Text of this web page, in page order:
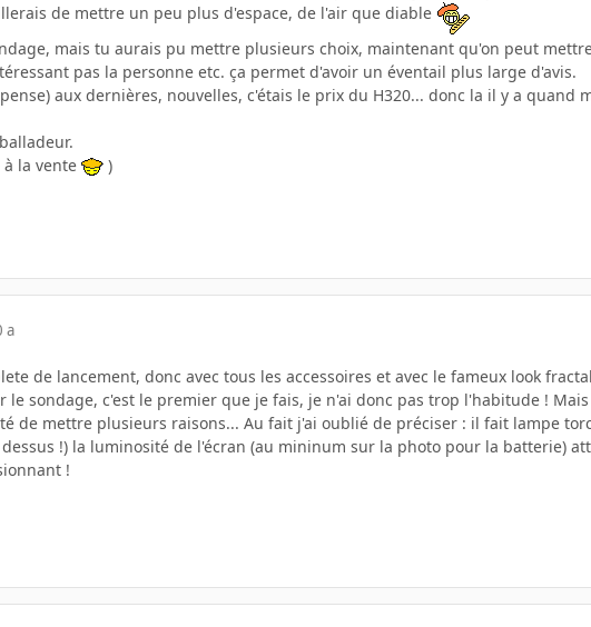
de mettre un peu plus d'espace, de l'air que diable
mais tu aurais pu mettre plusieurs choix, maintenant qu'on peut
pas la personne etc. ça permet d'avoir un éventail plus large d'avis.
aux dernières, nouvelles, c'étais le prix du H320... donc la il y a quand
la vente
)
a
de lancement, donc avec tous les accessoires et avec le fameux look
le sondage, c'est le premier que je fais, je n'ai donc pas trop l'habitude !
de mettre plusieurs raisons... Au fait j'ai oublié de préciser : il fait lampe
!) la luminosité de l'écran (au mininum sur la photo pour la batterie)
!